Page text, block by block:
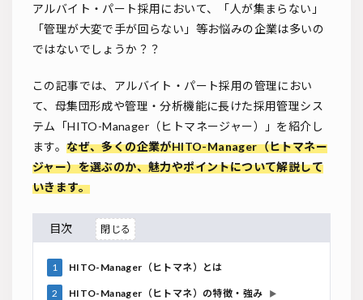
アルバイト・パート採用において、「人が集まらない」
「管理が大変で手が回らない」等お悩みの企業は多いの
ではないでしょうか？？
この記事では、アルバイト・パート採用の管理におい
て、母集団形成や管理・分析機能に長けた採用管理シス
テム「HITO-Manager（ヒトマネージャー）」を紹介し
ます。なぜ、多くの企業がHITO-Manager（ヒトマネー
ジャー）を選ぶのか、魅力やポイントについて解説して
いきます。
目次
1 HITO-Manager（ヒトマネ）とは
2 HITO-Manager（ヒトマネ）の特徴・強み ▶